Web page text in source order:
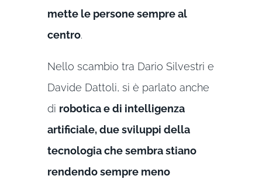
mette le persone sempre al
centro.
Nello scambio tra Dario Silvestri e
Davide Dattoli, si è parlato anche
di robotica e di intelligenza
artificiale, due sviluppi della
tecnologia che sembra stiano
rendendo sempre meno